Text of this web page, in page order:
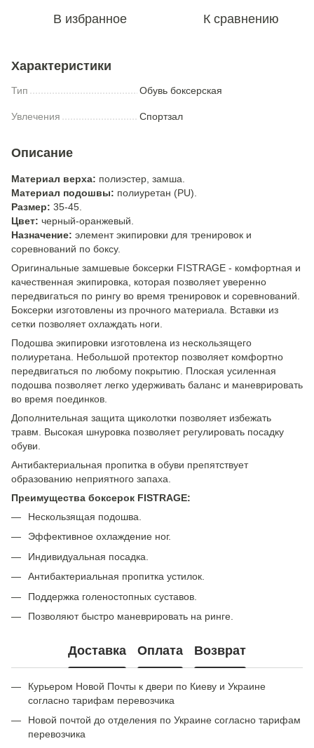
В избранное К сравнению
Характеристики
Тип Обувь боксерская
Увлечения Спортзал
Описание
Материал верха: полиэстер, замша.
Материал подошвы: полиуретан (PU).
Размер: 35-45.
Цвет: черный-оранжевый.
Назначение: элемент экипировки для тренировок и
соревнований по боксу.
Оригинальные замшевые боксерки FISTRAGE - комфортная и
качественная экипировка, которая позволяет уверенно
передвигаться по рингу во время тренировок и соревнований.
Боксерки изготовлены из прочного материала. Вставки из
сетки позволяет охлаждать ноги.
Подошва экипировки изготовлена из нескользящего
полиуретана. Небольшой протектор позволяет комфортно
передвигаться по любому покрытию. Плоская усиленная
подошва позволяет легко удерживать баланс и маневрировать
во время поединков.
Дополнительная защита щиколотки позволяет избежать
травм. Высокая шнуровка позволяет регулировать посадку
обуви.
Антибактериальная пропитка в обуви препятствует
образованию неприятного запаха.
Преимущества боксерок FISTRAGE:
Нескользящая подошва.
Эффективное охлаждение ног.
Индивидуальная посадка.
Антибактериальная пропитка устилок.
Поддержка голеностопных суставов.
Позволяют быстро маневрировать на ринге.
Доставка Оплата Возврат
Курьером Новой Почты к двери по Киеву и Украине
согласно тарифам перевозчика
Новой почтой до отделения по Украине согласно тарифам
перевозчика